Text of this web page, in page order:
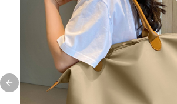
Previous slide